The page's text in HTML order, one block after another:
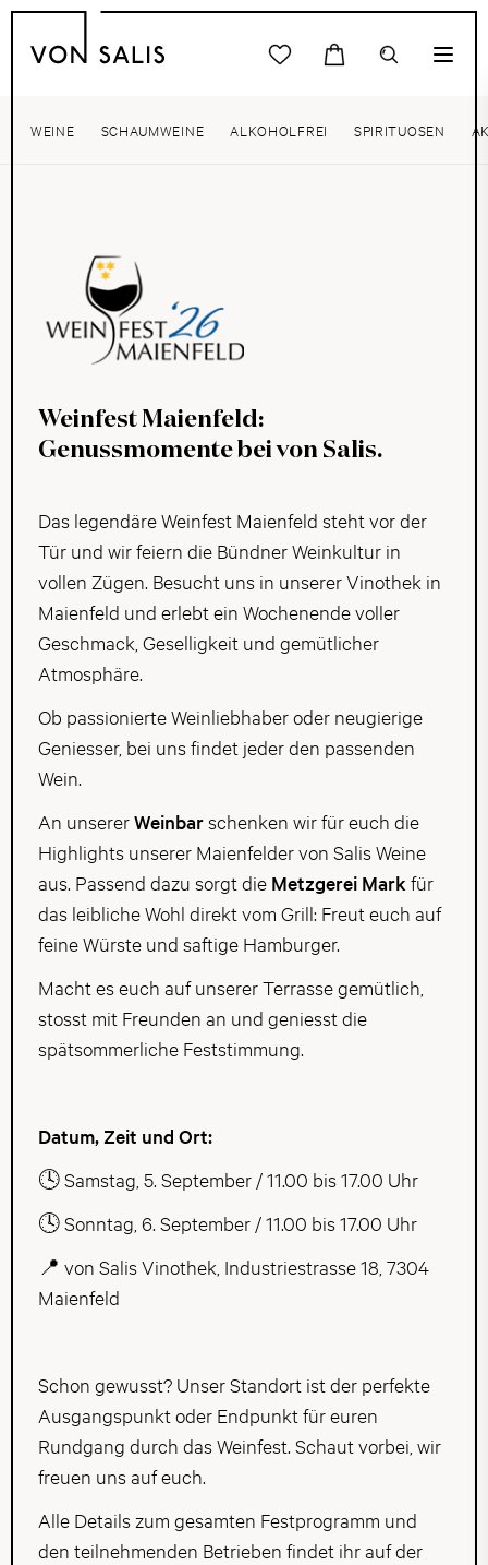
WEINE SCHAUMWEINE ALKOHOLFREI SPIRITUOSEN
Weinfest Maienfeld:
Genussmomente bei von Salis.
Das legendäre Weinfest Maienfeld steht vor der
Tür und wir feiern die Bündner Weinkultur in
vollen Zügen. Besucht uns in unserer Vinothek in
Maienfeld und erlebt ein Wochenende voller
Geschmack, Geselligkeit und gemütlicher
Atmosphäre.
Ob passionierte Weinliebhaber oder neugierige
Geniesser, bei uns findet jeder den passenden
Wein.
An unsererWeinbarschenken wir für euch die
Highlights unserer Maienfelder von Salis Weine
aus. Passend dazu sorgt die Metzgerei Markfür
das leibliche Wohl direkt vom Grill: Freut euch auf
feine Würste und saftige Hamburger.
Macht es euch auf unserer Terrasse gemütlich,
stosst mit Freunden an und geniesst die
spätsommerliche Feststimmung.
Datum, Zeit und Ort:
🕓 Samstag, 5. September / 11.00 bis 17.00 Uhr
🕓 Sonntag, 6. September / 11.00 bis 17.00 Uhr
📍 von Salis Vinothek, Industriestrasse 18, 7304
Maienfeld
Schon gewusst? Unser Standort ist der perfekte
Ausgangspunkt oder Endpunkt für euren
Rundgang durch das Weinfest. Schaut vorbei, wir
freuen uns auf euch.
Alle Details zum gesamten Festprogramm und
den teilnehmenden Betrieben findet ihr auf der